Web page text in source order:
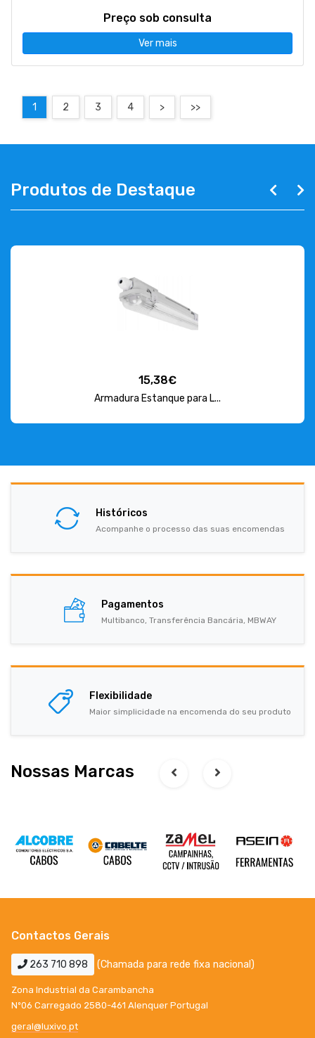
Preço sob consulta
Ver mais
1 2 3 4 > >>
Produtos de Destaque
15,38€
Armadura Estanque para L...
Históricos
Acompanhe o processo das suas encomendas
Pagamentos
Multibanco, Transferência Bancária, MBWAY
Flexibilidade
Maior simplicidade na encomenda do seu produto
Nossas Marcas
Contactos Gerais
263 710 898 (Chamada para rede fixa nacional)
Zona Industrial da Carambancha
Nº06 Carregado 2580-461 Alenquer Portugal
geral@luxivo.pt